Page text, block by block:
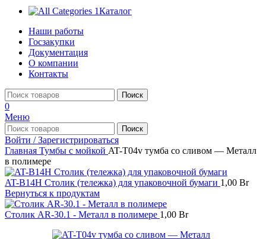
Каталог
Наши работы
Госзакупки
Документация
О компании
Контакты
Поиск
0
Меню
Поиск
Войти / Зарегистрироваться
Главная Тумбы с мойкой AT-T04v тумба со сливом — Металл
в полимере
AT-B14H Столик (тележка) для упаковочной бумаги 1,00 Br
Вернуться к продуктам
Столик AR-30.1 - Металл в полимере 1,00 Br